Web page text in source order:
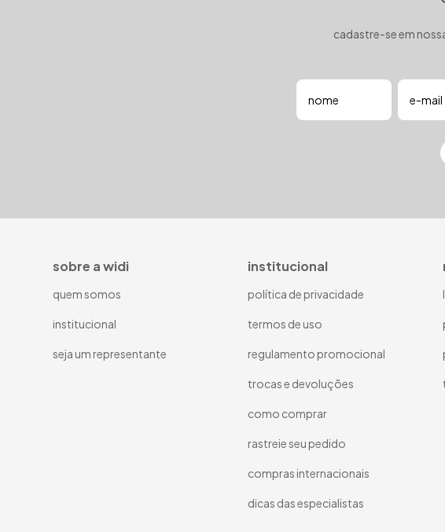
cadastre-se em
sobre a widi
quem somos
institucional
seja um representante
institucional
política de privacidade
termos de uso
regulamento promocional
trocas e devoluções
como comprar
rastreie seu pedido
compras internacionais
dicas das especialistas